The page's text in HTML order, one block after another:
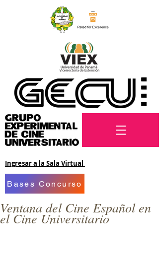
Ingresar a la Sala Virtual
Bases Concurso
Ventana del Cine Español en
el Cine Universitario